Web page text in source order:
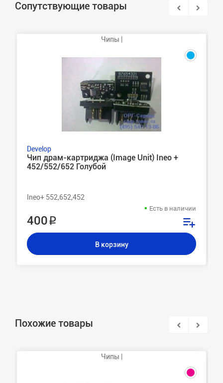
Сопутствующие товары
Чипы |
Develop
Чип драм-картриджа (Image Unit) Ineo +
452/552/652 Голубой
Ineo+ 552,652,452
Есть в наличии
400 ₽
В корзину
Похожие товары
Чипы |